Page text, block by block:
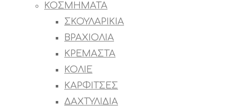
ΚΟΣΜΗΜΑΤΑ
ΣΚΟΥΛΑΡΙΚΙΑ
ΒΡΑΧΙΟΛΙΑ
ΚΡΕΜΑΣΤΑ
ΚΟΛΙΕ
ΚΑΡΦΙΤΣΕΣ
ΔΑΧΤΥΛΙΔΙΑ